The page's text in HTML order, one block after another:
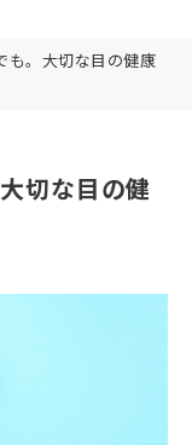
も。⼤切な⽬の健康
切な⽬の健